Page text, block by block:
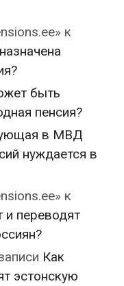
к
быть
пенсия?
в МВД
нуждается в
к
и переводят
Как
эстонскую